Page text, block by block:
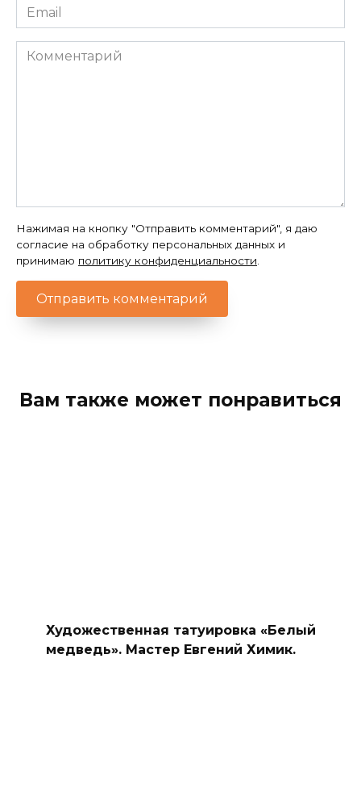
Email
*
Комментарий
Нажимая на кнопку "Отправить комментарий", я даю
согласие на обработку персональных данных и
принимаю политику конфиденциальности.
Вам также может понравиться
Художественная татуировка «Белый
медведь». Мастер Евгений Химик.